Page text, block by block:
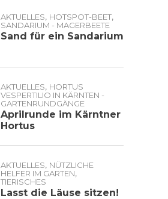
AKTUELLES, HOTSPOT-BEET,
SANDARIUM - MAGERBEETE
Sand für ein Sandarium
AKTUELLES, HORTUS
VESPERTILIO IN KÄRNTEN -
GARTENRUNDGÄNGE
Aprilrunde im Kärntner
Hortus
AKTUELLES, NÜTZLICHE
HELFER IM GARTEN,
TIERISCHES
Lasst die Läuse sitzen!